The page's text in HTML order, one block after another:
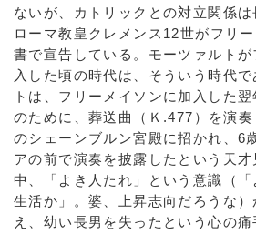
ないが、カトリックとの対立関係は
ローマ教皇クレメンス12世がフリ
書で宣告している。モーツァルト
入した頃の時代は、そういう時代
トは、フリーメイソンに加入した
のために、葬送曲（Ｋ.477）を演
のシェーンブルン宮殿に招かれ、6
アの前で演奏を披露したという天
中、「よき人たれ」という意識（「
生活か」。婆、上昇志向だろうな
え、幼い長男を失ったという心の